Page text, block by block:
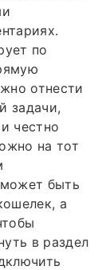
по
отнести
задачи,
честно
на тот
быть
а
в раздел